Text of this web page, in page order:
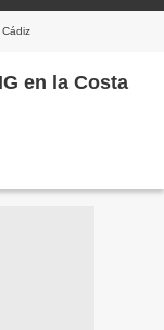
en la Costa